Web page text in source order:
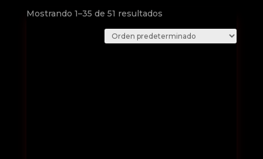
Mostrando 1–35 de 51 resultados